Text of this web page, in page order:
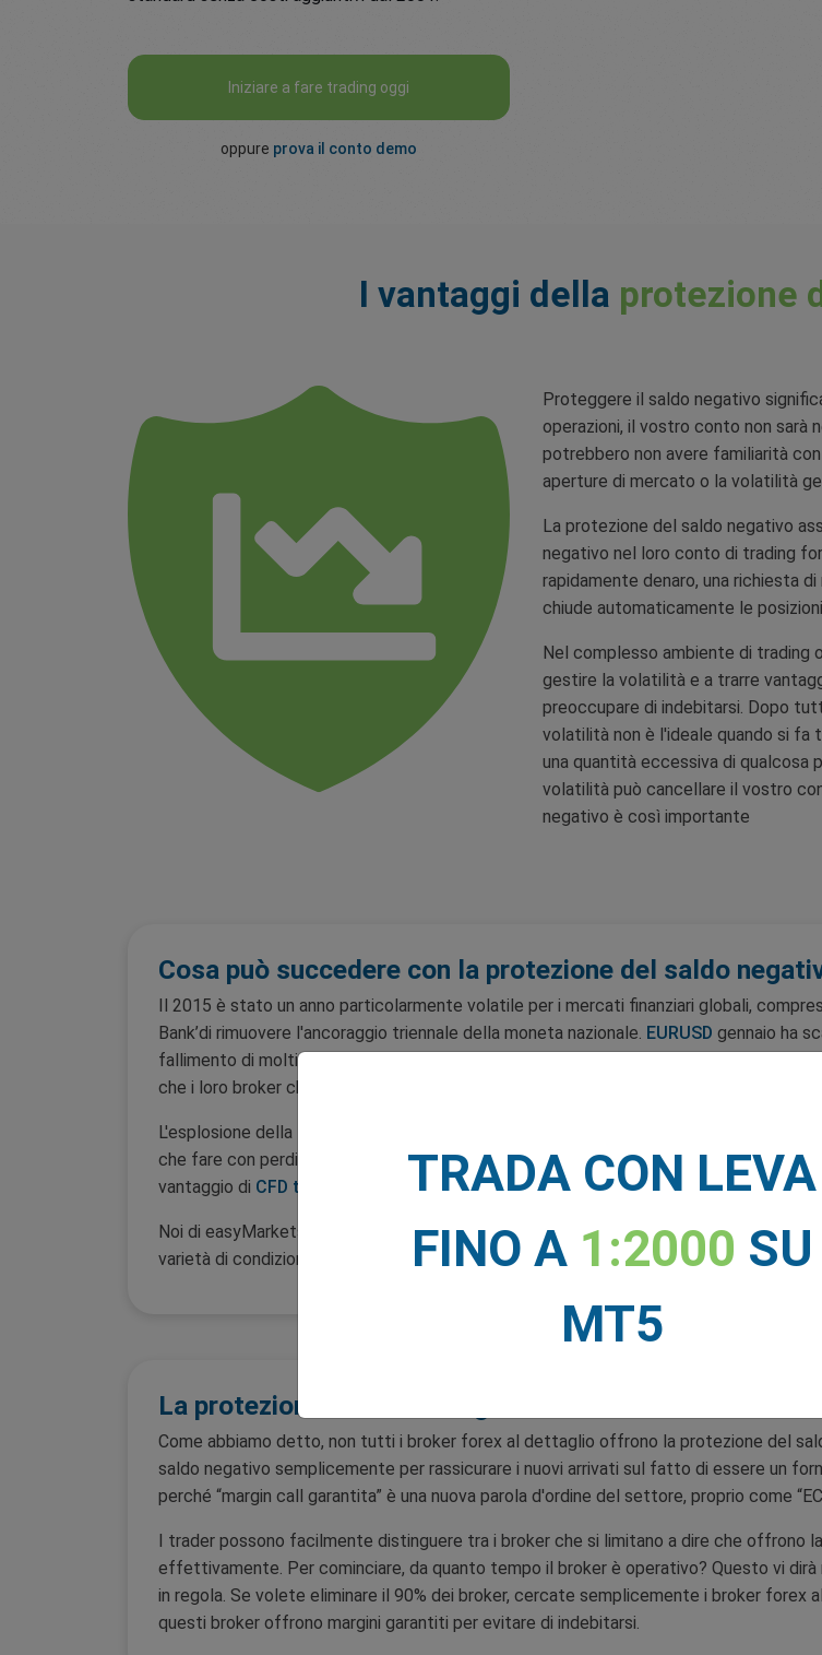
Iniziare a fare trading oggi
oppure prova il conto demo
I vantaggi della protezione
Proteggere il saldo negativo
operazioni, il vostro conto non sarà
potrebbero non avere familiarità
aperture di mercato o la volatilità
La protezione del saldo negativo
negativo nel loro conto di trading
rapidamente denaro, una richiesta
chiude automaticamente le
Nel complesso ambiente di trading
gestire la volatilità e a trarre
preoccupare di indebitarsi. Dopo
volatilità non è l'ideale quando si
una quantità eccessiva di qualcosa
volatilità può cancellare il vostro
negativo è così importante
Cosa può succedere con la protezione del saldo
Il 2015 è stato un anno particolarmente volatile per i mercati finanziari globali,
Bank’di rimuovere l'ancoraggio triennale della moneta nazionale. EURUSD gennaio ha
fallimento di molti broker, mentre altri si sono dati da fare per ottenere un
che i loro broker chiedessero il pagamento dei saldi negativi.
L'esplosione della BNS nel gennaio 2015 ha evidenziato l'importanza di proteggere il
che fare con perdite che superano il capitale investito, soprattutto se si considera la
vantaggio di CFD trading è che attira persone di tutti i ceti sociali, compresi i
Noi di easyMarkets siamo consapevoli che l'onere di ricercare e scegliere le
varietà di condizioni di mercato spetta a noi, il broker. Per questo motivo offriamo una
La protezione del saldo negativo dice molto di un broker
Come abbiamo detto, non tutti i broker forex al dettaglio offrono la protezione del
saldo negativo semplicemente per rassicurare i nuovi arrivati sul fatto di essere un
perché “margin call garantita” è una nuova parola d'ordine del settore, proprio come
I trader possono facilmente distinguere tra i broker che si limitano a dire che offrono
effettivamente. Per cominciare, da quanto tempo il broker è operativo? Questo vi
in regola. Se volete eliminare il 90% dei broker, cercate semplicemente i broker forex
questi broker offrono margini garantiti per evitare di indebitarsi.
TRADA CON LEVA
FINO A 1:2000 SU
MT5